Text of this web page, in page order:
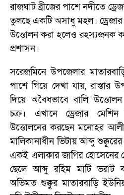
রাজঘাট ব্রীজের পাশে নদীতে
তুলছে একটি অসাধু মহল। ড্রেজার
উত্তোলন করা হলেও রহস্যজনক
প্রশাসন।
সরেজমিনে উপজেলার
পাশে গিয়ে দেখা যায়,
দিয়ে অবৈধভাবে বালি
চক্র। এখানে ড্রেজার
উত্তোলনের করছেন মনোহর
মালিকানাধীন ভিটায় আব্দু শুক্কুরের
একই এলাকার জাগির হোসেনের
ছেলে আব্দু রহিম মাটি ভরাট
অভিমত শুক্কুর মাতারবাড়ি